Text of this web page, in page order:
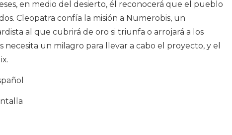
en medio del desierto, él reconocerá que el pueblo
Cleopatra confía la misión a Numerobis, un
al que cubrirá de oro si triunfa o arrojará a los
necesita un milagro para llevar a cabo el proyecto, y el